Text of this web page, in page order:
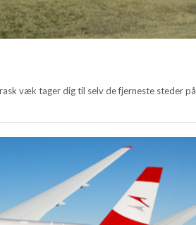
væk tager dig til selv de fjerneste steder på